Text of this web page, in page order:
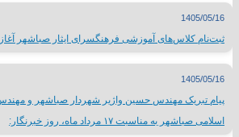
1405/05/16
ثبت‌نام کلاس‌های آموزشی فرهنگسرای ایثار صباشهر
1405/05/16
پیام تبریک مهندس حسین واژیر شهردار صباشهر و
اسلامی صباشهر به مناسبت ۱۷ مرداد ماه، روز خبرنگار: